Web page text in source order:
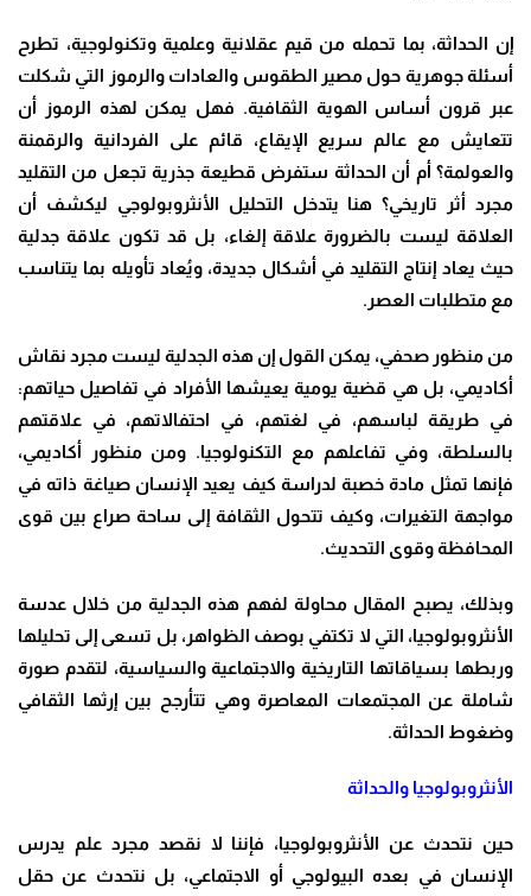
إن الحداثة، بما تحمله من قيم عقلانية وعلمية وتكنولوجية، تطرح
أسئلة جوهرية حول مصير الطقوس والعادات والرموز التي شكلت
عبر قرون أساس الهوية الثقافية. فهل يمكن لهذه الرموز أن
تتعايش مع عالم سريع الإيقاع، قائم على الفردانية والرقمنة
والعولمة؟ أم أن الحداثة ستفرض قطيعة جذرية تجعل من التقليد
مجرد أثر تاريخي؟ هنا يتدخل التحليل الأنثروبولوجي ليكشف أن
العلاقة ليست بالضرورة علاقة إلغاء، بل قد تكون علاقة جدلية
حيث يعاد إنتاج التقليد في أشكال جديدة، ويُعاد تأويله بما يتناسب
مع متطلبات العصر .
من منظور صحفي، يمكن القول إن هذه الجدلية ليست مجرد نقاش
أكاديمي، بل هي قضية يومية يعيشها الأفراد في تفاصيل حياتهم:
في طريقة لباسهم، في لغتهم، في احتفالاتهم، في علاقتهم
بالسلطة، وفي تفاعلهم مع التكنولوجيا. ومن منظور أكاديمي،
فإنها تمثل مادة خصبة لدراسة كيف يعيد الإنسان صياغة ذاته في
مواجهة التغيرات، وكيف تتحول الثقافة إلى ساحة صراع بين قوى
المحافظة وقوى التحديث.
وبذلك، يصبح المقال محاولة لفهم هذه الجدلية من خلال عدسة
الأنثروبولوجيا، التي لا تكتفي بوصف الظواهر، بل تسعى إلى تحليلها
وربطها بسياقاتها التاريخية والاجتماعية والسياسية، لتقدم صورة
شاملة عن المجتمعات المعاصرة وهي تتأرجح بين إرثها الثقافي
وضغوط الحداثة.
الأنثروبولوجيا والحداثة
حين نتحدث عن الأنثروبولوجيا، فإننا لا نقصد مجرد علم يدرس
الإنسان في بعده البيولوجي أو الاجتماعي، بل نتحدث عن حقل